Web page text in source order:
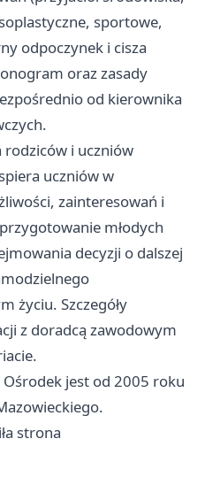
sportowe,
odpoczynek i cisza
oraz zasady
od kierownika
i uczniów
uczniów w
zainteresowań i
młodych
decyzji o dalszej
życiu. Szczegóły
z doradcą zawodowym
Ośrodek jest od 2005 roku
strona